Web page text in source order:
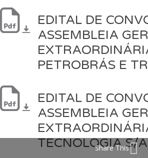
EDITAL DE
ASSEMBLEIA
PETROBRÁS E
EDITAL DE
ASSEMBLEIA
TECNOLOGIA S/
Share This